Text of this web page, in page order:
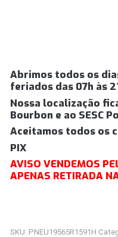
Abrimos todos os
feriados das 07h às
Nossa localização
Bourbon e ao SESC
Aceitamos todos os
PIX
AVISO VENDEMOS
APENAS RETIRADA
SKU: PNEU19565R1591H